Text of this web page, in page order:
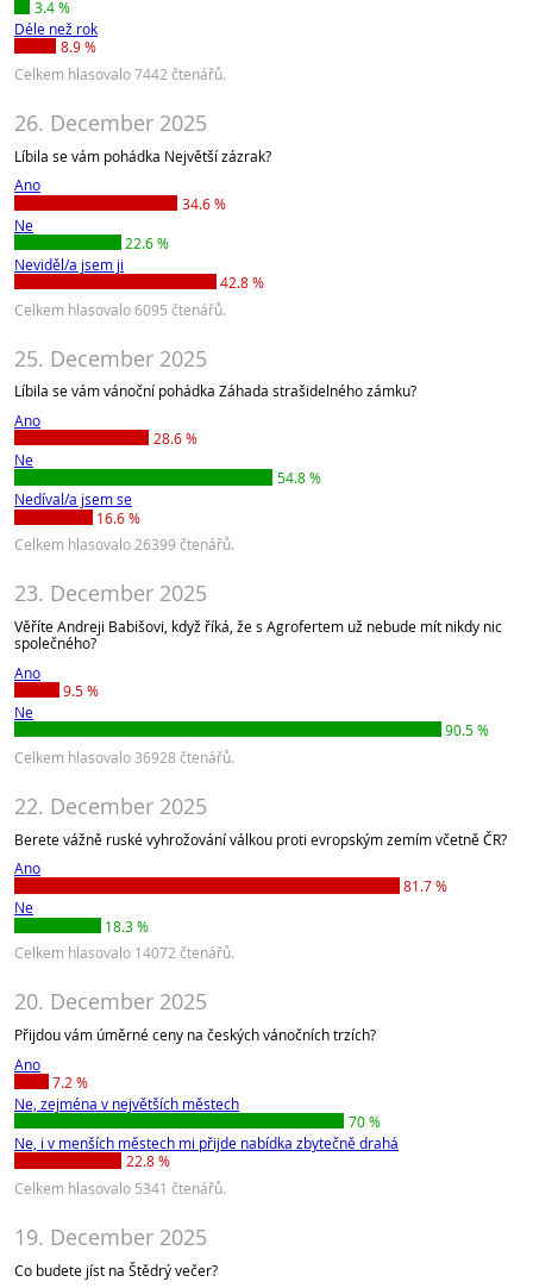
3.4 %
Déle než rok
8.9 %
Celkem hlasovalo 7442 čtenářů.
26. December 2025
Líbila se vám pohádka Největší zázrak?
Ano
34.6 %
Ne
22.6 %
Neviděl/a jsem ji
42.8 %
Celkem hlasovalo 6095 čtenářů.
25. December 2025
Líbila se vám vánoční pohádka Záhada strašidelného zámku?
Ano
28.6 %
Ne
54.8 %
Nedíval/a jsem se
16.6 %
Celkem hlasovalo 26399 čtenářů.
23. December 2025
Věříte Andreji Babišovi, když říká, že s Agrofertem už nebude mít nikdy nic
společného?
Ano
9.5 %
Ne
90.5 %
Celkem hlasovalo 36928 čtenářů.
22. December 2025
Berete vážně ruské vyhrožování válkou proti evropským zemím včetně ČR?
Ano
81.7 %
Ne
18.3 %
Celkem hlasovalo 14072 čtenářů.
20. December 2025
Přijdou vám úměrné ceny na českých vánočních trzích?
Ano
7.2 %
Ne, zejména v největších městech
70 %
Ne, i v menších městech mi přijde nabídka zbytečně drahá
22.8 %
Celkem hlasovalo 5341 čtenářů.
19. December 2025
Co budete jíst na Štědrý večer?